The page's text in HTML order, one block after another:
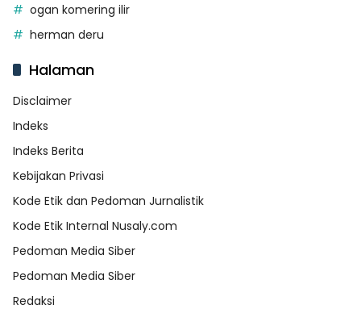
ogan komering ilir
herman deru
Halaman
Disclaimer
Indeks
Indeks Berita
Kebijakan Privasi
Kode Etik dan Pedoman Jurnalistik
Kode Etik Internal Nusaly.com
Pedoman Media Siber
Pedoman Media Siber
Redaksi